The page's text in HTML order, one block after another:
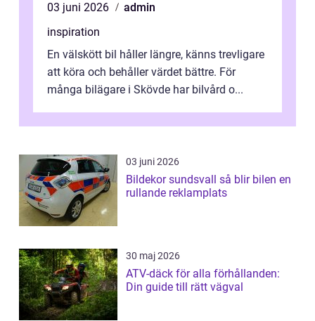
03 juni 2026
admin
inspiration
En välskött bil håller längre, känns trevligare
att köra och behåller värdet bättre. För
många bilägare i Skövde har bilvård o...
03 juni 2026
Bildekor sundsvall så blir bilen en
rullande reklamplats
30 maj 2026
ATV-däck för alla förhållanden:
Din guide till rätt vägval